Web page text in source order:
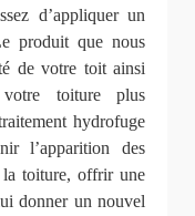
d’appliquer un
produit que nous
de votre toit ainsi
toiture plus
hydrofuge
l’apparition des
la toiture, offrir une
donner un nouvel